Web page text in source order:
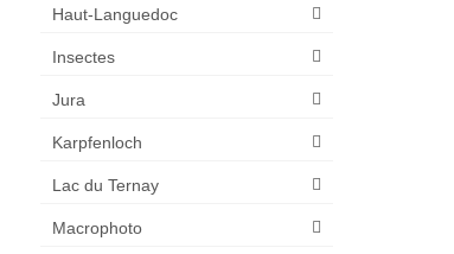
Haut-Languedoc
Insectes
Jura
Karpfenloch
Lac du Ternay
Macrophoto